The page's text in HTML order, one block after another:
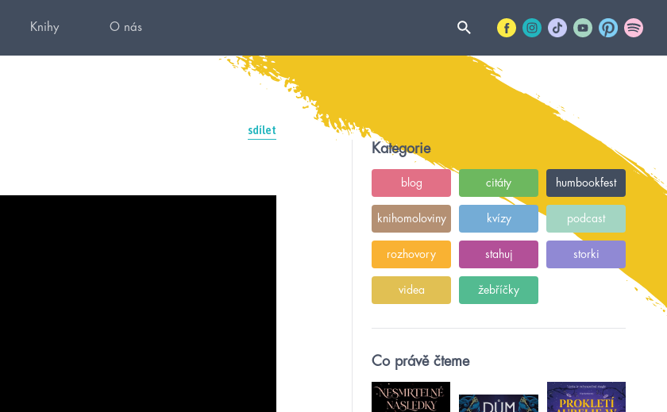
Knihy O nás
sdílet
Kategorie
blog citáty humbookfest
knihomoloviny kvízy podcast
rozhovory stahuj storki
videa žebříčky
Co právě čteme